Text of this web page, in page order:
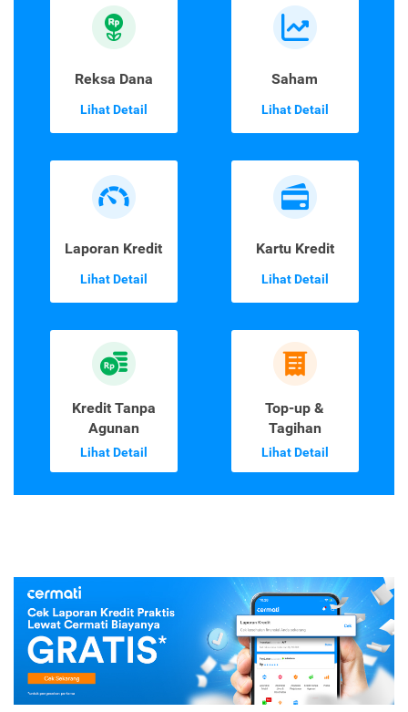
Reksa Dana
Lihat Detail
Saham
Lihat Detail
Laporan Kredit
Lihat Detail
Kartu Kredit
Lihat Detail
Kredit Tanpa
Agunan
Lihat Detail
Top-up &
Tagihan
Lihat Detail